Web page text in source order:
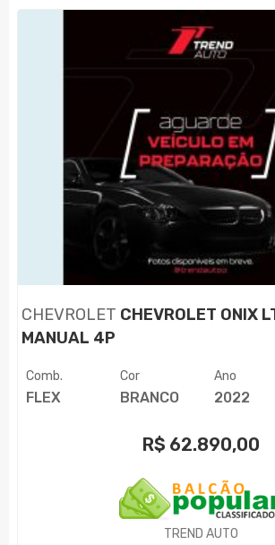
CHEVROLET CHEVROLET ONIX
MANUAL 4P
Comb.
FLEX
Cor
BRANCO
Ano
2022
R$ 62.890,00
TREND AUTO